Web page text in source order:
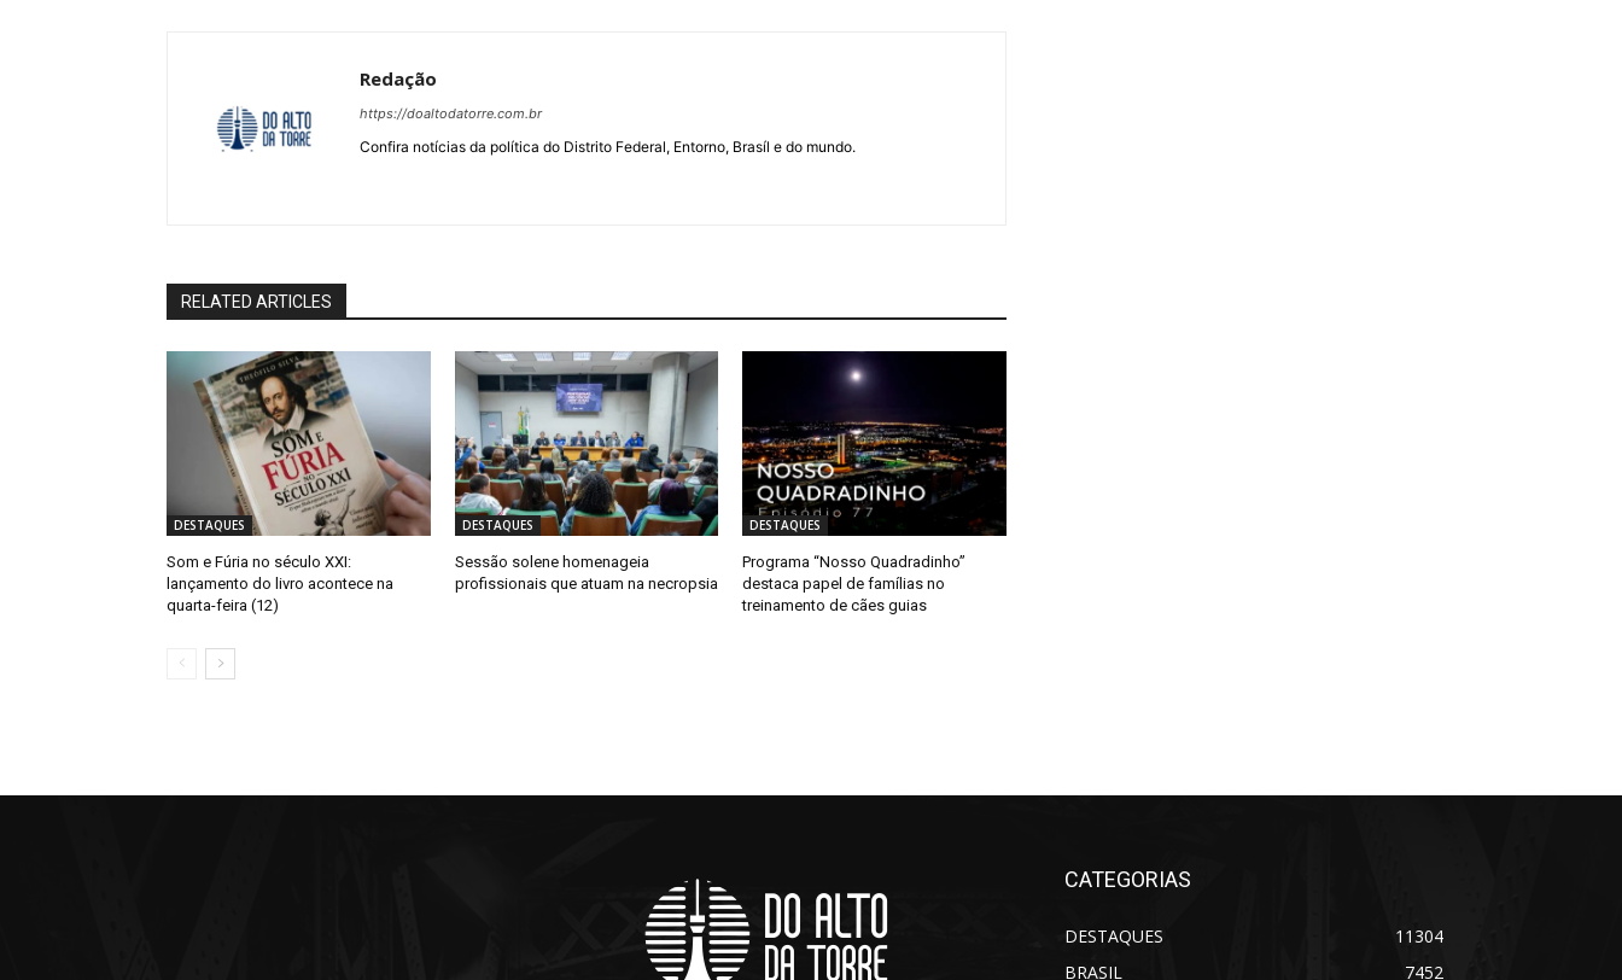
Redação
https://doaltodatorre.com.br
Confira notícias da política do Distrito Federal, Entorno, Brasíl e do mundo.
RELATED ARTICLES
DESTAQUES
Som e Fúria no século XXI:
lançamento do livro acontece na
quarta-feira (12)
DESTAQUES
Sessão solene homenageia
profissionais que atuam na necropsia
DESTAQUES
Programa “Nosso Quadradinho”
destaca papel de famílias no
treinamento de cães guias
CATEGORIAS
DESTAQUES
11304
BRASIL
7452